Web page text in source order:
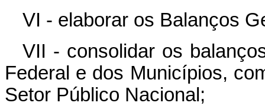
VI - elaborar os Balanços
VII - consolidar os
Federal e dos Municípios,
Setor Público Nacional;